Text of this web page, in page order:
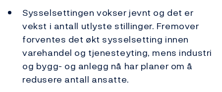
Sysselsettingen vokser jevnt og det er
vekst i antall utlyste stillinger. Fremover
forventes det økt sysselsetting innen
varehandel og tjenesteyting, mens industri
og bygg- og anlegg nå har planer om å
redusere antall ansatte.